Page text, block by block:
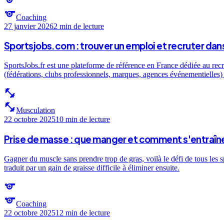
sportsCoaching
27 janvier 20262 min de lecture
Sportsjobs.com : trouver un emploi et recruter
SportsJobs.fr est une plateforme de référence en France dédiée au
(fédérations, clubs professionnels, marques, agences
fitness_center
fitness_centerMusculation
22 octobre 202510 min de lecture
Prise de masse : que manger et comment
Gagner du muscle sans prendre trop de gras, voilà le défi de tous
traduit par un gain de graisse difficile à éliminer ensuite.
sports
sportsCoaching
22 octobre 202512 min de lecture